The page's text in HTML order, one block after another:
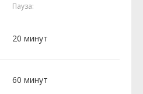
Пауза:
20 минут
60 минут